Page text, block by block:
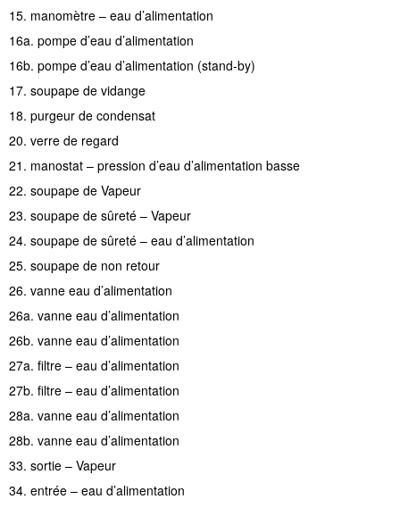
15. manomètre – eau d’alimentation
16a. pompe d’eau d’alimentation
16b. pompe d’eau d’alimentation (stand-by)
17. soupape de vidange
18. purgeur de condensat
20. verre de regard
21. manostat – pression d’eau d’alimentation basse
22. soupape de Vapeur
23. soupape de sûreté – Vapeur
24. soupape de sûreté – eau d’alimentation
25. soupape de non retour
26. vanne eau d’alimentation
26a. vanne eau d’alimentation
26b. vanne eau d’alimentation
27a. filtre – eau d’alimentation
27b. filtre – eau d’alimentation
28a. vanne eau d’alimentation
28b. vanne eau d’alimentation
33. sortie – Vapeur
34. entrée – eau d’alimentation